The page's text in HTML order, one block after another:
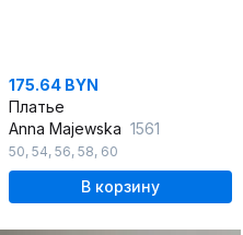
175.64 BYN
Платье
Anna Majewska 1561
50, 54, 56, 58, 60
В корзину